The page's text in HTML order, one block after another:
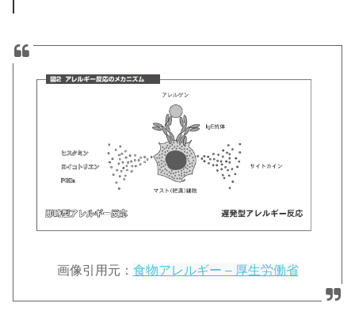
画像引用元： 食物アレルギー – 厚生労働省